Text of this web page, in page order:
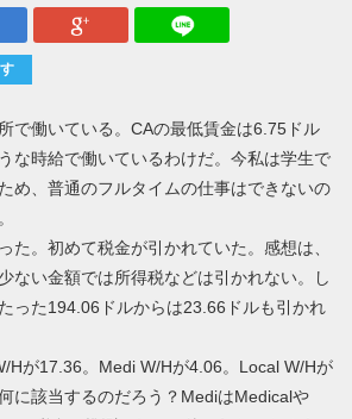
はてなブックマークGoogle Plus
で働いている。CAの最低賃金は6.75ドル
な時給で働いているわけだ。今私は学生で
め、普通のフルタイムの仕事はできないの
た。初めて税金が引かれていた。感想は、
ない金額では所得税などは引かれない。し
った194.06ドルからは23.66ドルも引かれ
Hが17.36。Medi W/Hが4.06。Local W/Hが
に該当するのだろう？MediはMedicalや